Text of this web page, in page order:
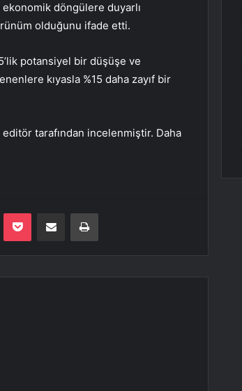
döngülere duyarlı
olduğunu ifade etti.
potansiyel bir düşüşe ve
kıyasla %15 daha zayıf bir
tarafından incelenmiştir. Daha
Pocket E-Posta ile paylaş Yazdır